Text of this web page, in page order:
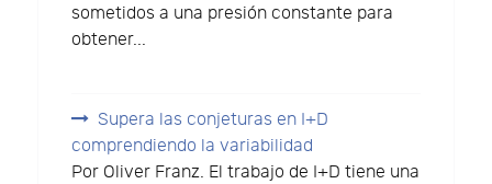
sometidos a una presión constante para
obtener...
Supera las conjeturas en I+D
comprendiendo la variabilidad
Por Oliver Franz. El trabajo de I+D tiene una